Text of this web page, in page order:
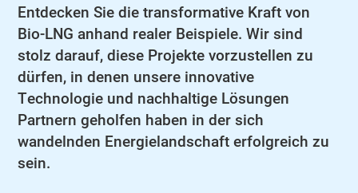
Entdecken Sie die transformative Kraft von
Bio-LNG anhand realer Beispiele. Wir sind
stolz darauf, diese Projekte vorzustellen zu
dürfen, in denen unsere innovative
Technologie und nachhaltige Lösungen
Partnern geholfen haben in der sich
wandelnden Energielandschaft erfolgreich zu
sein.